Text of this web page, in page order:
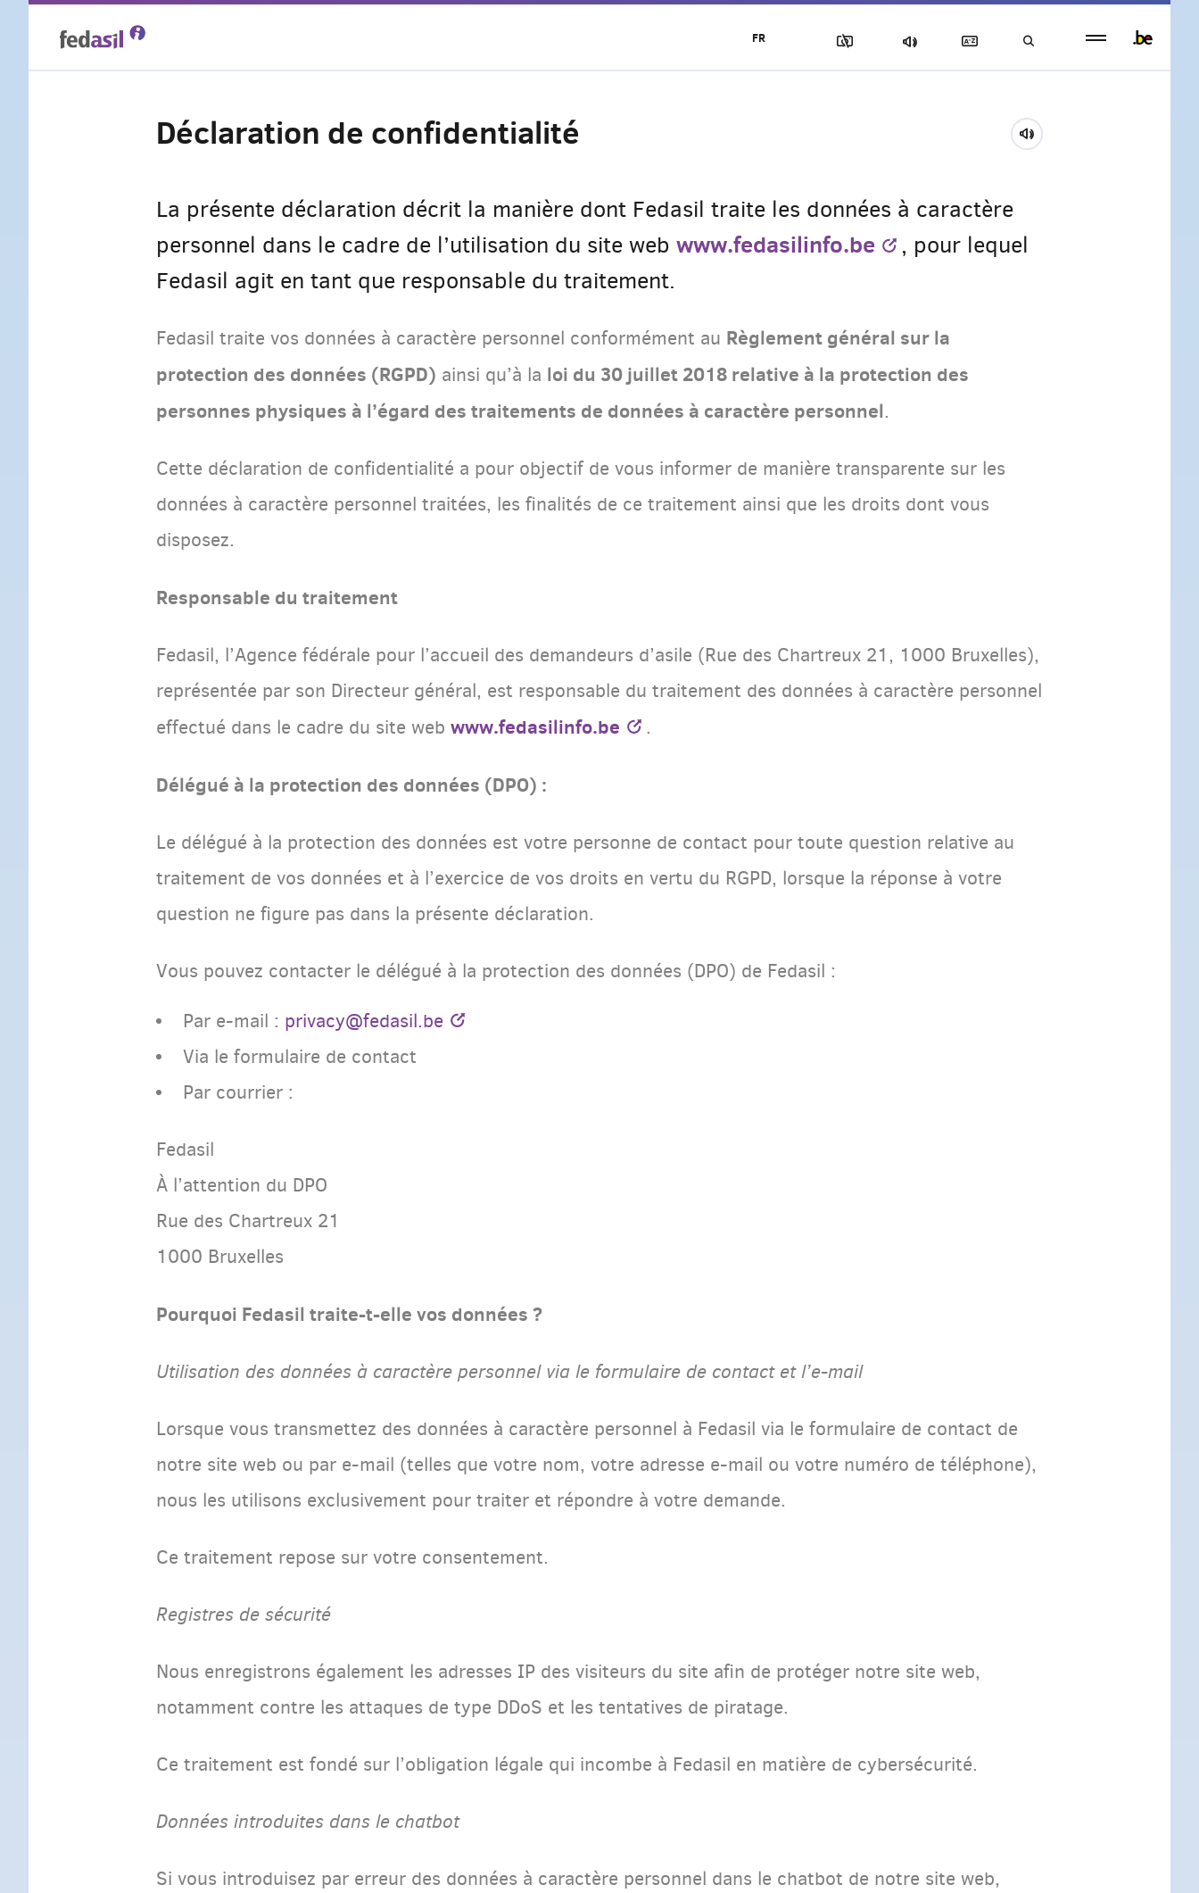
Déclaration de confidentialité
La présente déclaration décrit la manière dont Fedasil traite les données à caractère
personnel dans le cadre de l’utilisation du site web www.fedasilinfo.be
, pour lequel
Fedasil agit en tant que responsable du traitement.
Fedasil traite vos données à caractère personnel conformément au Règlement général sur la
protection des données (RGPD) ainsi qu’à la loi du 30 juillet 2018 relative à la protection des
personnes physiques à l’égard des traitements de données à caractère personnel.
Cette déclaration de confidentialité a pour objectif de vous informer de manière transparente sur les
données à caractère personnel traitées, les finalités de ce traitement ainsi que les droits dont vous
disposez.
Responsable du traitement
Fedasil, l’Agence fédérale pour l’accueil des demandeurs d’asile (Rue des Chartreux 21, 1000 Bruxelles),
représentée par son Directeur général, est responsable du traitement des données à caractère personnel
effectué dans le cadre du site web www.fedasilinfo.be .
Délégué à la protection des données (DPO) :
Le délégué à la protection des données est votre personne de contact pour toute question relative au
traitement de vos données et à l’exercice de vos droits en vertu du RGPD, lorsque la réponse à votre
question ne figure pas dans la présente déclaration.
Vous pouvez contacter le délégué à la protection des données (DPO) de Fedasil :
Par e-mail : privacy@fedasil.be
Via le formulaire de contact
Par courrier :
Fedasil
À l’attention du DPO
Rue des Chartreux 21
1000 Bruxelles
Pourquoi Fedasil traite-t-elle vos données ?
Utilisation des données à caractère personnel via le formulaire de contact et l’e-mail
Lorsque vous transmettez des données à caractère personnel à Fedasil via le formulaire de contact de
notre site web ou par e-mail (telles que votre nom, votre adresse e-mail ou votre numéro de téléphone),
nous les utilisons exclusivement pour traiter et répondre à votre demande.
Ce traitement repose sur votre consentement.
Registres de sécurité
Nous enregistrons également les adresses IP des visiteurs du site afin de protéger notre site web,
notamment contre les attaques de type DDoS et les tentatives de piratage.
Ce traitement est fondé sur l’obligation légale qui incombe à Fedasil en matière de cybersécurité.
Données introduites dans le chatbot
Si vous introduisez par erreur des données à caractère personnel dans le chatbot de notre site web,
FR
footer